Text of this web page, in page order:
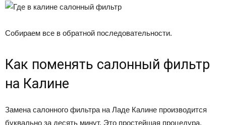
Собираем все в обратной последовательности.
Как поменять салонный фильтр
на Калине
Замена салонного фильтра на Ладе Калине производится
буквально за десять минут. Это простейшая процедура,